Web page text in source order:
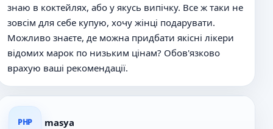
н
о
е
с
о
о
щ
е
н
знаю в коктейлях, або у якусь випічку. Все ж таки не
зовсім для себе купую, хочу жінці подарувати.
Можливо знаєте, де можна придбати якісні лікери
відомих марок по низьким цінам? Обов'язково
врахую ваші рекомендації.
PHP masya